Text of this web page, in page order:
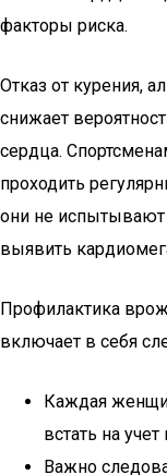
факторы риска.
Отказ от курения,
снижает
сердца.
проходить
они не
выявить
Профилактика
включает в себя
Каждая
встать на
Важно